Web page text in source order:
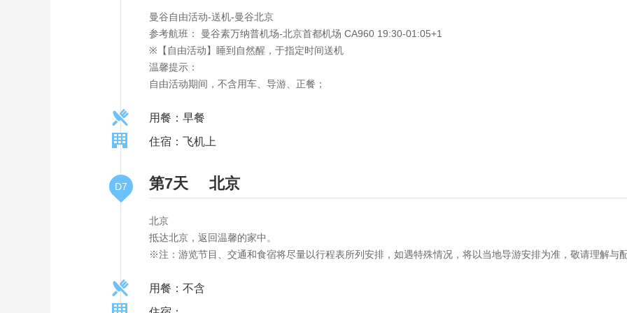
曼谷自由活动-送机-曼谷北京
参考航班： 曼谷素万纳普机场-北京首都机场 CA960 19:30-01:05+1
※【自由活动】睡到自然醒，于指定时间送机
温馨提示：
自由活动期间，不含用车、导游、正餐；
用餐：早餐
住宿：飞机上
D7 第7天 北京
北京
抵达北京，返回温馨的家中。
※注：游览节目、交通和食宿将尽量以行程表所列安排，如遇特殊情况，将以当地导游安排为准，敬请理解与
用餐：不含